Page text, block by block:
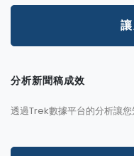
分析新聞稿成效
透過Trek數據平台的分析讓